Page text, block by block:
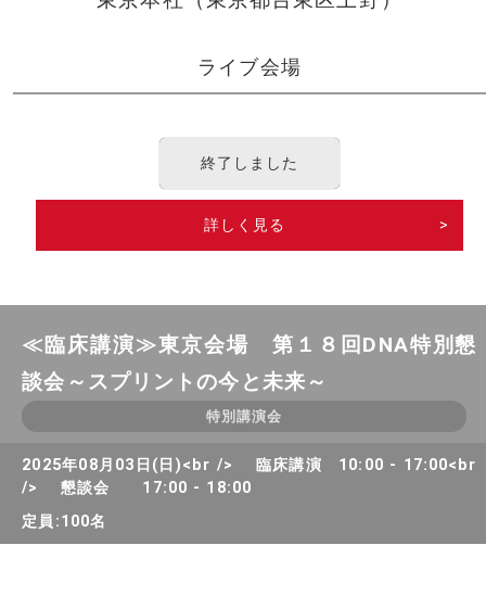
ライブ会場
終了しました
詳しく見る >
≪臨床講演≫東京会場 第１８回DNA特別懇
談会～スプリントの今と未来～
特別講演会
2025年08月03日(日)<br /> 臨床講演 10:00 - 17:00<br
/> 懇談会 17:00 - 18:00
定員:100名